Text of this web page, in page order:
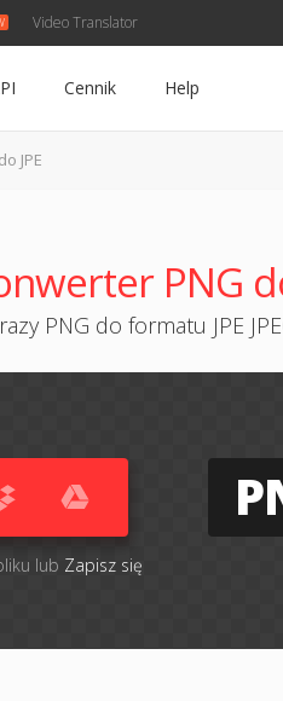
Video Translator
Cennik Help
JPE
PNG
PNG do formatu JPE
lub Zapisz się